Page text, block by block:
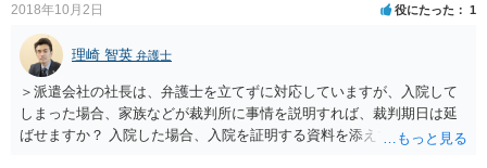
2018年10月2日 役にたった 1
理崎 智英 弁護士
＞派遣会社の社長は、弁護士を立てずに対応していますが、入院して
しまった場合、家族などが裁判所に事情を説明すれば、裁判期日は延
ばせますか？ 入院した場合、入院を証明する資料を添えて、裁判所に